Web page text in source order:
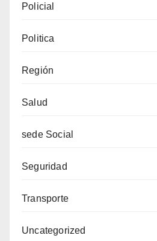
Policial
Politica
Región
Salud
sede Social
Seguridad
Transporte
Uncategorized